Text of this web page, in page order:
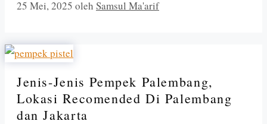
25 Mei, 2025 oleh Samsul Ma'arif
Jenis-Jenis Pempek Palembang,
Lokasi Recomended Di Palembang
dan Jakarta